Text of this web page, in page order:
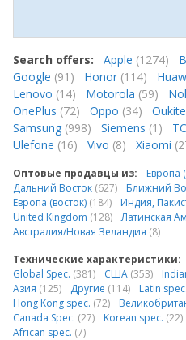
Search offers: Apple (1274)
Google (91) Honor (114)
Lenovo (14) Motorola (59)
OnePlus (72) Oppo (34)
Samsung (998) Siemens (1)
Ulefone (16) Vivo (8) Xiaomi
Оптовые продавцы из: Европа
Дальний Восток (627) Ближний
Европа (восток) (184) Индия,
United Kingdom (128) Латинская
Австралия/Новая Зеландия (8)
Технические характеристики:
Global Spec. (381) США (353)
Азия (125) Другие (114) Latin spec.
Hong Kong spec. (72)
Canada Spec. (27) Korean spec. (22)
African spec. (7)